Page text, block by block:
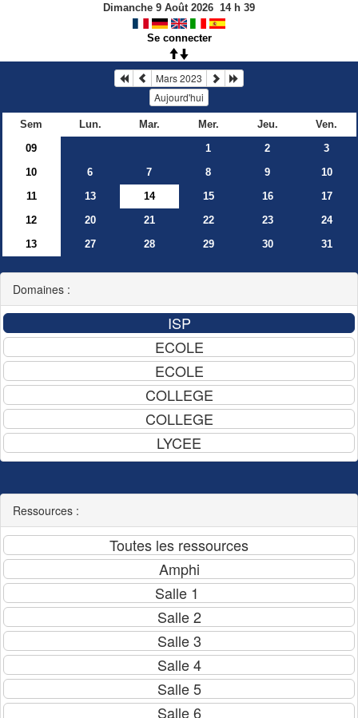
Dimanche 9 Août 2026 14h 39
Se connecter
Mars 2023
Aujourd'hui
Sem Lun. Mar. Mer. Jeu.
Ven.
09
1 2
3
10
6 7 8 9
10
11
13 14 15 16
17
12
20 21 22 23
24
13
27 28 29 30 31
Domaines :
Ressources :